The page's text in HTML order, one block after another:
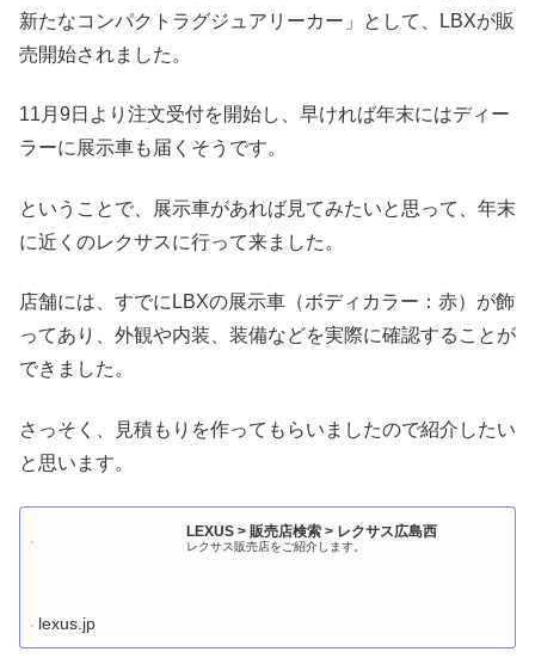
新たなコンパクトラグジュアリーカー」として、LBXが販
売開始されました。
11月9日より注文受付を開始し、早ければ年末にはディー
ラーに展示車も届くそうです。
ということで、展示車があれば見てみたいと思って、年末
に近くのレクサスに行って来ました。
店舗には、すでにLBXの展示車（ボディカラー：赤）が飾
ってあり、外観や内装、装備などを実際に確認することが
できました。
さっそく、見積もりを作ってもらいましたので紹介したい
と思います。
LEXUS > 販売店検索 > レクサス広島西
レクサス販売店をご紹介します。
lexus.jp